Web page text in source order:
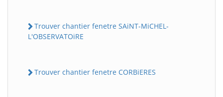
Trouver chantier fenetre SAiNT-MiCHEL-
L'OBSERVATOiRE
Trouver chantier fenetre CORBiERES